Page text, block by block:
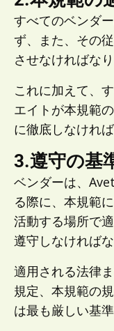
すべてのベンダ
ず、また、その
させなければなり
これに加えて、
エイトが本規範
に徹底しなければ
3.遵守の基
ベンダーは、
る際に、本規範
活動する場所で
遵守しなければな
適用される法律
規定、本規範の
は最も厳しい基